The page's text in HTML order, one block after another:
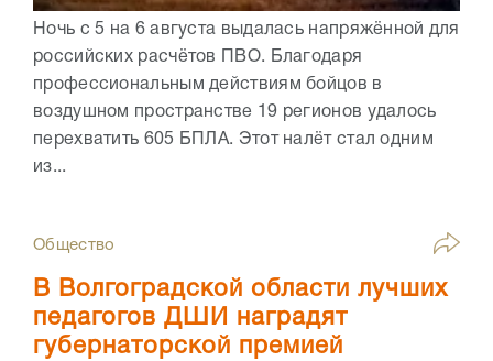
Ночь с 5 на 6 августа выдалась напряжённой для
российских расчётов ПВО. Благодаря
профессиональным действиям бойцов в
воздушном пространстве 19 регионов удалось
перехватить 605 БПЛА. Этот налёт стал одним
из...
Общество
В Волгоградской области лучших
педагогов ДШИ наградят
губернаторской премией